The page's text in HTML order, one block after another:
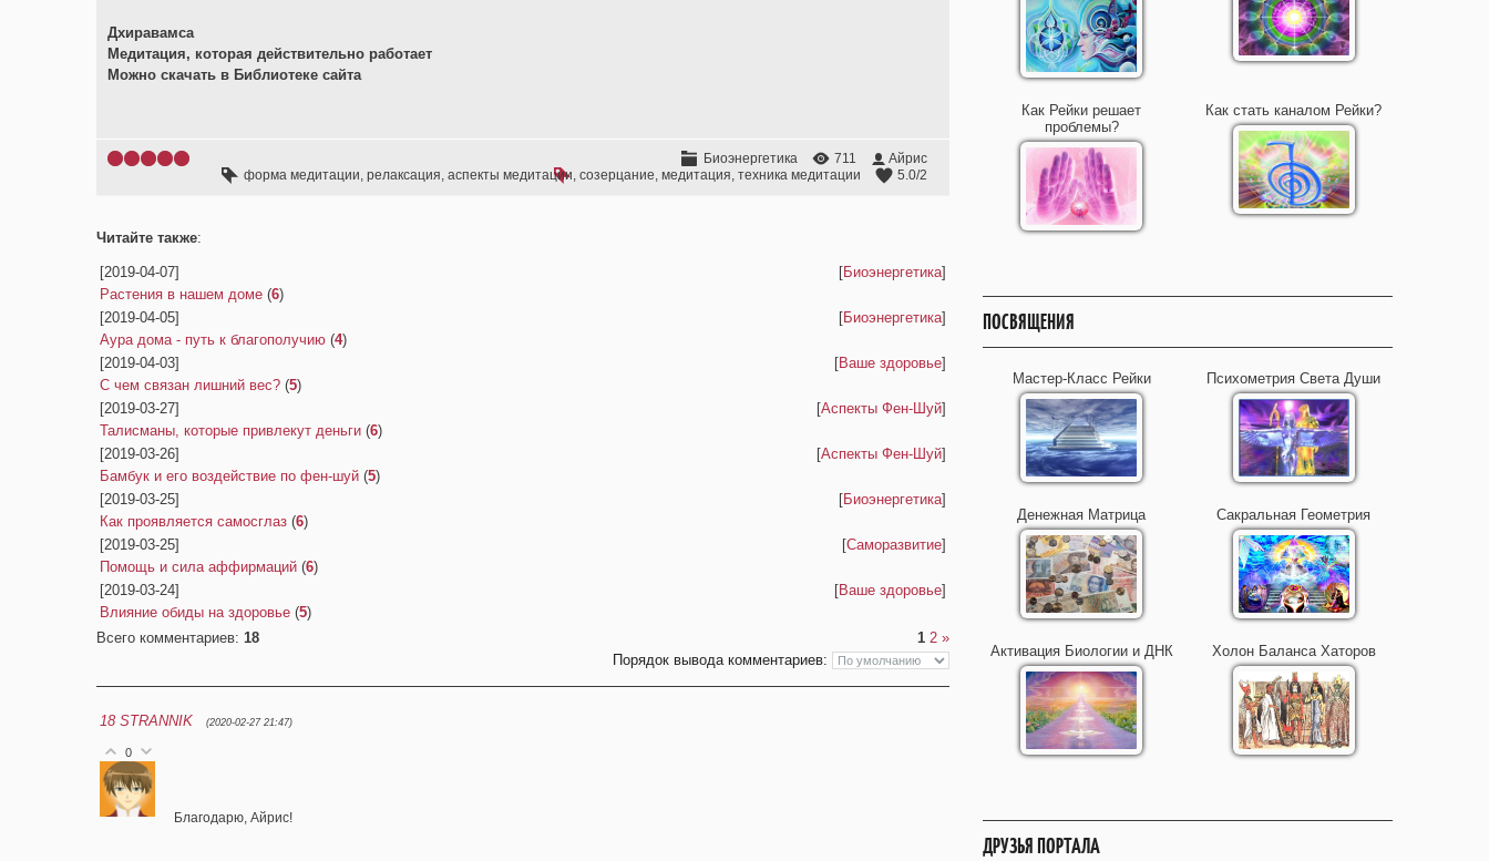
Дхиравамса
Медитация, которая действительно работает
Можно скачать в Библиотеке сайта
Биоэнергетика 711
Айрис
форма медитации, релаксация, аспекты медитации, созерцание, медитация, техника медитации 5.0/2
Читайте также:
[2019-04-07] [Биоэнергетика]
Растения в нашем доме (6)
[2019-04-05]
[Биоэнергетика]
Аура дома - путь к благополучию (4)
[2019-04-03]
[Ваше здоровье]
С чем связан лишний вес? (5)
[2019-03-27]
[Аспекты Фен-Шуй]
Талисманы, которые привлекут деньги (6)
[2019-03-26]
[Аспекты Фен-Шуй]
Бамбук и его воздействие по фен-шуй (5)
[2019-03-25]
[Биоэнергетика]
Как проявляется самосглаз (6)
[2019-03-25]
[Саморазвитие]
Помощь и сила аффирмаций (6)
[2019-03-24]
[Ваше здоровье]
Влияние обиды на здоровье (5)
Всего комментариев: 18 1 2 »
Порядок вывода комментариев:
18 STRANNIK (2020-02-27 21:47)
0
Благодарю, Айрис!
Как Рейки решает
проблемы?
Как стать каналом Рейки?
ПОСВЯЩЕНИЯ
Мастер-Класс Рейки Психометрия Света Души
Денежная Матрица Сакральная Геометрия
Активация Биологии и ДНК Холон Баланса Хаторов
ДРУЗЬЯ ПОРТАЛА